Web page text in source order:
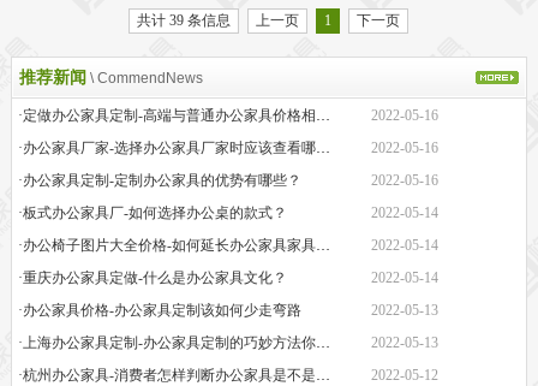
共计 39 条信息 上一页 1 下一页
推荐新闻 \ CommendNews
2022-05-16
·办公家具厂家-选择办公家具厂家时应该查看哪些方面？
2022-05-16
·办公家具定制-定制办公家具的优势有哪些？
2022-05-16
·板式办公家具厂-如何选择办公桌的款式？
2022-05-14
·办公椅子图片大全价格-如何延长办公家具家具的保质期？
2022-05-14
·重庆办公家具定做-什么是办公家具文化？
2022-05-14
·办公家具价格-办公家具定制该如何少走弯路
2022-05-13
·上海办公家具定制-办公家具定制的巧妙方法你知道吗
2022-05-13
2022-05-12